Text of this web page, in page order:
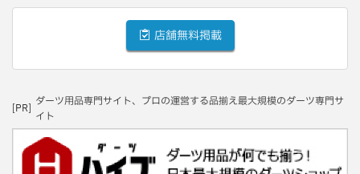
店舗無料掲載
[PR]
ダーツ用品専門サイト、プロの運営する品揃え最大規模のダーツ専門サ
イト